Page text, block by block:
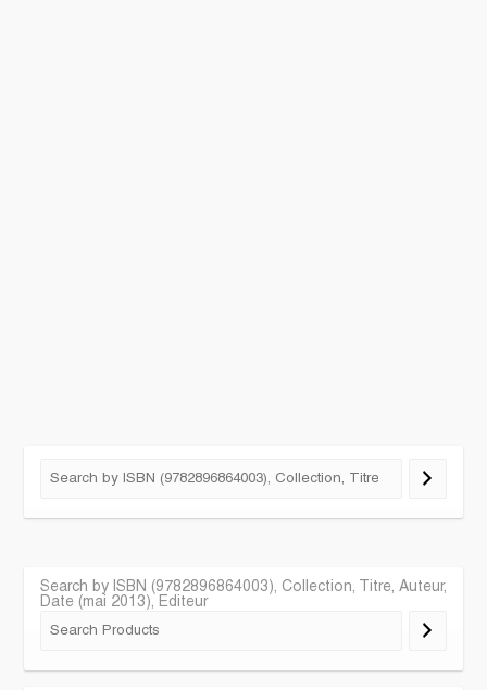
Search by ISBN (9782896864003), Collection, Titre, Auteur,
Date (mai 2013), Editeur